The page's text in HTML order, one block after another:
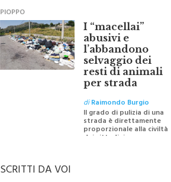
PIOPPO
I “macellai”
abusivi e
l’abbandono
selvaggio dei
resti di animali
per strada
diRaimondo Burgio
Il grado di pulizia di una
strada è direttamente
proporzionale alla civiltà
dei cittadini
SCRITTI DA VOI